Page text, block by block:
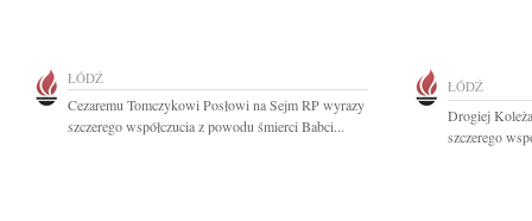
ŁÓDŹ
Cezaremu Tomczykowi Posłowi na Sejm RP wyrazy
szczerego współczucia z powodu śmierci Babci...
ŁÓDŹ
Drogiej
szczerego